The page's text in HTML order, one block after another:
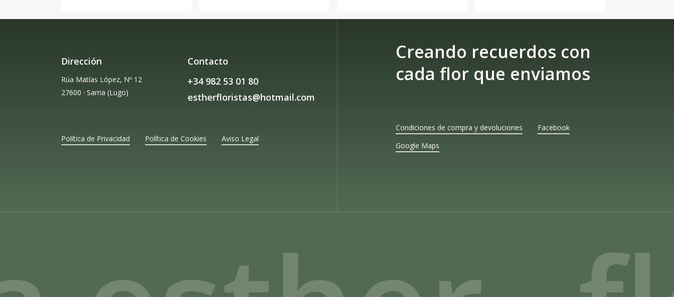
Dirección
Rúa Matías López, Nº 12
27600 · Sarria (Lugo)
Contacto
+34 982 53 01 80
estherfloristas@hotmail.com
Política de Privacidad Política de Cookies Aviso Legal
Creando recuerdos con
cada flor que enviamos
Condiciones de compra y devoluciones
Facebook
Google Maps